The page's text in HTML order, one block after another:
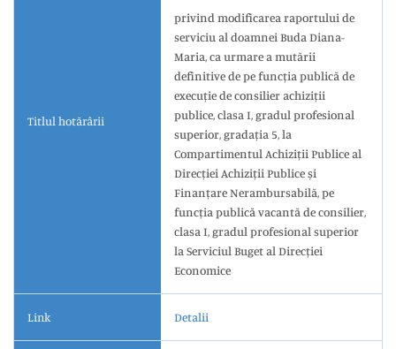
Titlul hotărârii
privind modificarea raportului de
serviciu al doamnei Buda Diana-
Maria, ca urmare a mutării
definitive de pe funcția publică de
execuție de consilier achiziții
publice, clasa I, gradul profesional
superior, gradația 5, la
Compartimentul Achiziții Publice al
Direcției Achiziții Publice și
Finanțare Nerambursabilă, pe
funcția publică vacantă de consilier,
clasa I, gradul profesional superior
la Serviciul Buget al Direcției
Economice
Link Detalii